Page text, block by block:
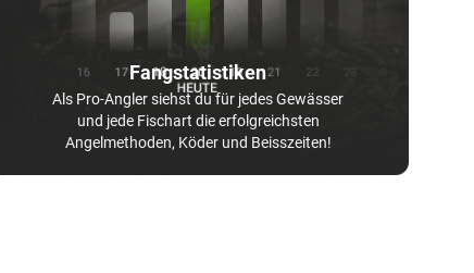
Fangstatistiken
Als Pro-Angler siehst du für jedes Gewässer
und jede Fischart die erfolgreichsten
Angelmethoden, Köder und Beisszeiten!